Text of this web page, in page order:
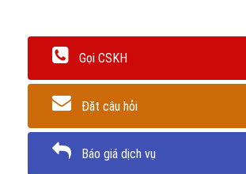
Gọi CSKH
Đặt câu hỏi
Báo giá dịch vụ